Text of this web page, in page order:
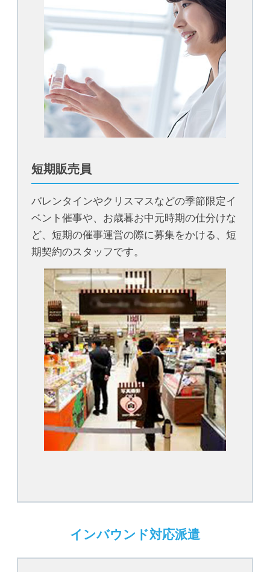
短期販売員
バレンタインやクリスマスなどの季節限定イ
ベント催事や、お歳暮お中元時期の仕分けな
ど、短期の催事運営の際に募集をかける、短
期契約のスタッフです。
インバウンド対応派遣